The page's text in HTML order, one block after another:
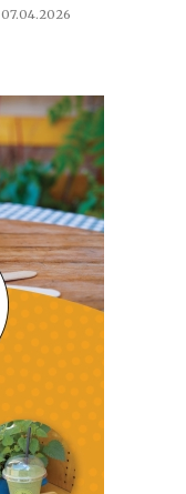
07.04.2026